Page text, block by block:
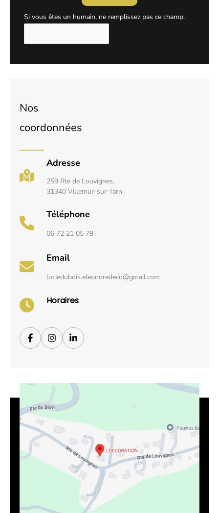
Si vous êtes un humain, ne remplissez pas ce champ.
Nos
coordonnées
Adresse
259 Rte de Louvignes,
31340 Villemur-sur-Tarn
Téléphone
06 72 21 05 79
Email
luciedubois.eleonoredeco@gmail.com
Horaires